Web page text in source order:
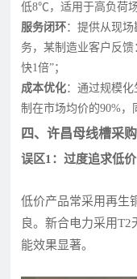
低8℃，适用于高负荷场
服务闭环：提供从现
务，某制造业客户反
快1倍”；
成本优化：通过规模
制在市场均价的90%，
四、许昌母线槽采
误区1：过度追求低价
低价产品常采用再生
良。新合电力采用
能效果显著。